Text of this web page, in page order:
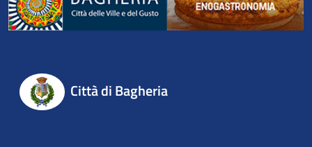
Città di Bagheria